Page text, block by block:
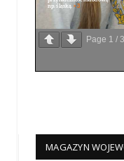
Page 1 /
MAGAZYN